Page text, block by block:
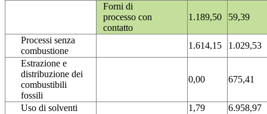
Forni di
processo con
contatto
1.189,50 59,39
Processi senza
combustione
1.614,15
1.029,53
Estrazione e
distribuzione dei
combustibili
fossili
0,00 675,41
Uso di solventi 1,79
6.958,97